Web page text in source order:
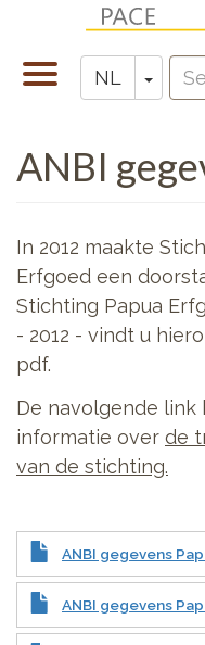
naar
gaan
Navigatie
wisselen
NL
Zoeken
ANBI
In 2012 maakte
Erfgoed een
Stichting Papua
- 2012 - vindt u
pdf.
De navolgende
informatie over de
van de stichting.
ANBI gegevens
ANBI gegevens